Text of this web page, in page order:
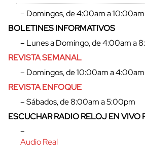
– Domingos, de 4:00am a 10:00am
BOLETINES INFORMATIVOS
– Lunes a Domingo, de 4:00am a
REVISTA SEMANAL
– Domingos, de 10:00am a 4:00am
REVISTA ENFOQUE
– Sábados, de 8:00am a 5:00pm
ESCUCHAR RADIO RELOJ EN VIVO
–
Audio Real